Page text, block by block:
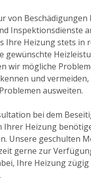
von Beschädigungen
Inspektionsdienste
Ihre Heizung stets in
gewünschte
wir mögliche
und vermeiden,
ausweiten.
bei dem
Ihrer Heizung
Unsere geschulten
gerne zur
Ihre Heizung zügig